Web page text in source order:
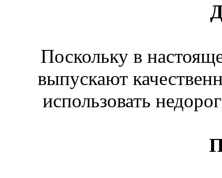
Поскольку в
выпускают
использовать